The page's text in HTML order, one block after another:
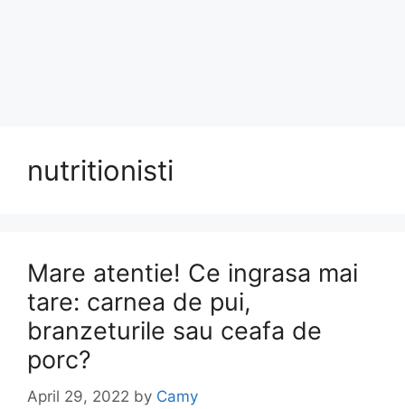
nutritionisti
Mare atentie! Ce ingrasa mai
tare: carnea de pui,
branzeturile sau ceafa de
porc?
April 29, 2022 by Camy